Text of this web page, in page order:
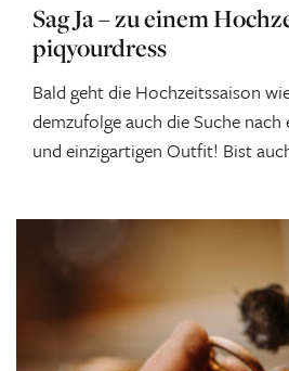
Sag Ja – zu einem
piqyourdress
Bald geht die Hochzeitssaison
demzufolge auch die Suche nach
und einzigartigen Outfit! Bist